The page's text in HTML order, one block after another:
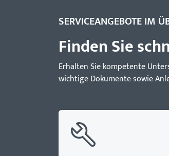
SERVICEANGEBOTE IM
Finden Sie
Erhalten Sie kompetente
wichtige Dokumente sowie